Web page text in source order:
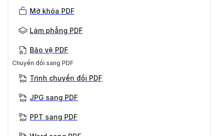
Mở khóa PDF
Làm phẳng PDF
Bảo vệ PDF
Chuyển đổi sang PDF
Trình chuyển đổi PDF
JPG sang PDF
PPT sang PDF